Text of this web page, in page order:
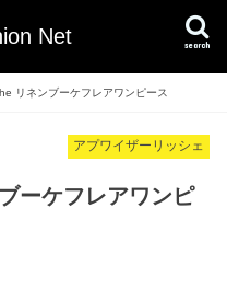
Net search
リネンブーケフレアワンピース
アプワイザーリッシェ
ーケフレアワンピ